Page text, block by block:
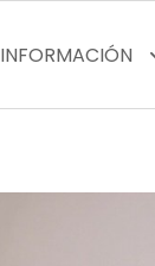
INFORMACIÓN